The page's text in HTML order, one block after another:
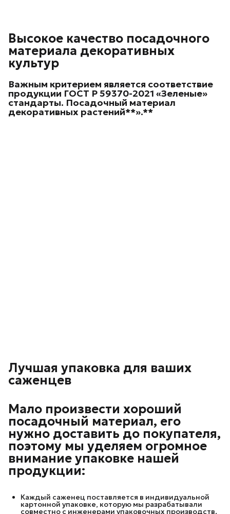
Высокое качество посадочного
материала декоративных
культур
Важным критерием является соответствие
продукции ГОСТ Р 59370-2021 «Зеленые»
стандарты. Посадочный материал
декоративных растений**».**
Лучшая упаковка для ваших
саженцев
Мало произвести хороший
посадочный материал, его
нужно доставить до покупателя,
поэтому мы уделяем огромное
внимание упаковке нашей
продукции:
Каждый саженец поставляется в индивидуальной
картонной упаковке, которую мы разрабатывали
совместно с инженерами упаковочных производств.